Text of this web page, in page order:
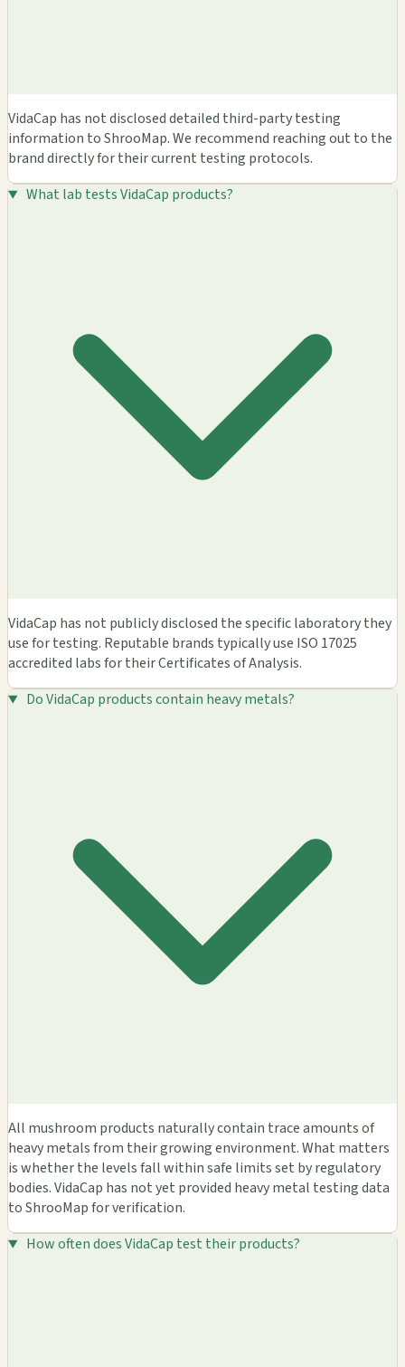
VidaCap has not disclosed detailed third-party testing
information to ShrooMap. We recommend reaching out to the
brand directly for their current testing protocols.
What lab tests VidaCap products?
VidaCap has not publicly disclosed the specific laboratory they
use for testing. Reputable brands typically use ISO 17025
accredited labs for their Certificates of Analysis.
Do VidaCap products contain heavy metals?
All mushroom products naturally contain trace amounts of
heavy metals from their growing environment. What matters
is whether the levels fall within safe limits set by regulatory
bodies. VidaCap has not yet provided heavy metal testing data
to ShrooMap for verification.
How often does VidaCap test their products?